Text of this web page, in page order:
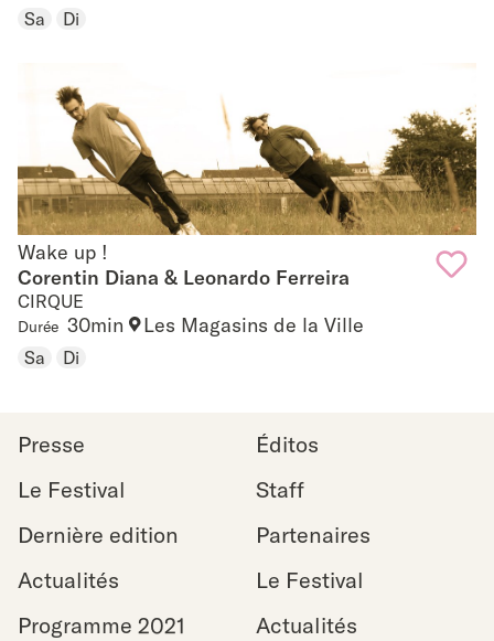
Sa Di
Wake up !
Wake up !
Corentin Diana & Leonardo Ferreira
CIRQUE
Durée 30min Les Magasins de la Ville
Sa Di
Presse
Le Festival
Dernière edition
Actualités
Programme 2021
Éditos
Staff
Partenaires
Le Festival
Actualités